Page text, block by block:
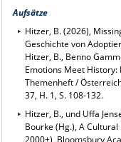
Aufsätze
Hitzer, B. (2026),
Geschichte von
Hitzer, B., Benno
Emotions Meet History:
Themenheft /
37, H. 1, S. 108-132.
Hitzer, B., und Uffa
Bourke (Hg.), A
2000+), Bloomsbury